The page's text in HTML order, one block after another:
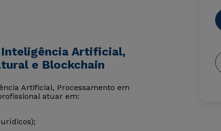
Inteligência Artificial,
e Blockchain
Artificial, Processamento em
atuar em: